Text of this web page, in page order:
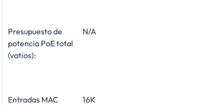
Presupuesto de
potencia PoE total
(vatios):
N/A
Entradas MAC
16K